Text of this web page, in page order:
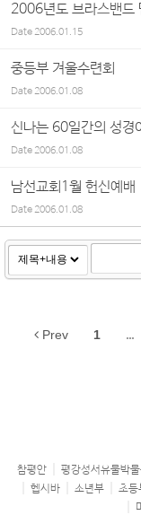
2006년도 브라스밴드
Date2006.01.15
중등부 겨울수련회
Date2006.01.08
신나는 60일간의 성경
Date2006.01.08
남선교회1월 헌신예배
Date2006.01.08
Prev 1 ...
참평안 평강성서유물박
헵시바
소년부 초등